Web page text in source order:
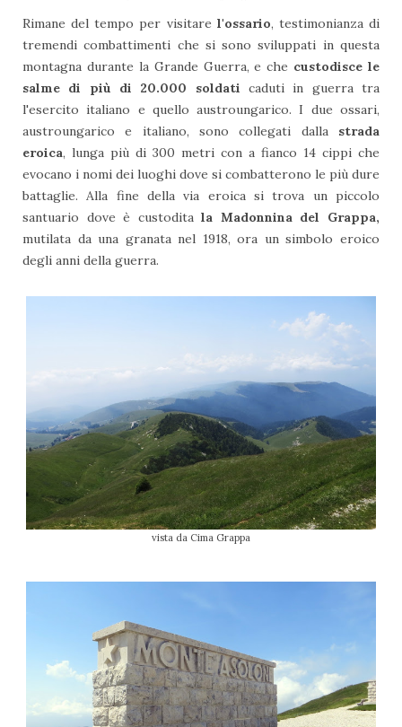
Rimane del tempo per visitare l'ossario, testimonianza di
tremendi combattimenti che si sono sviluppati in questa
montagna durante la Grande Guerra, e che custodisce le
salme di più di 20.000 soldati caduti in guerra tra
l'esercito italiano e quello austroungarico. I due ossari,
austroungarico e italiano, sono collegati dallastrada
eroica, lunga più di 300 metri con a fianco 14 cippi che
evocano i nomi dei luoghi dove si combatterono le più dure
battaglie. Alla fine della via eroica si trova un piccolo
santuario dove è custoditala Madonnina del Grappa,
mutilata da una granata nel 1918, ora un simbolo eroico
degli anni della guerra.
vista da Cima Grappa